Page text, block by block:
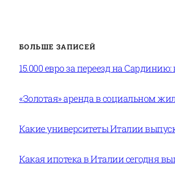
БОЛЬШЕ ЗАПИСЕЙ
15.000 евро за переезд на
«Золотая» аренда в социальном
Какие университеты Италии
Какая ипотека в Италии сегодня